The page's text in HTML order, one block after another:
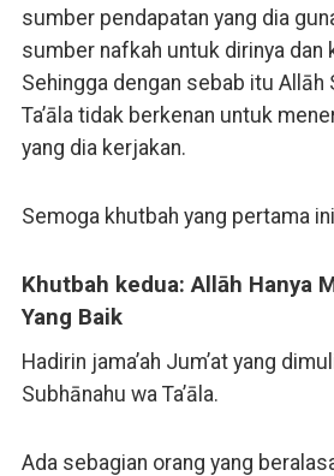
sumber pendapatan yang dia
sumber nafkah untuk dirinya dan
Sehingga dengan sebab itu Allāh
Ta’āla tidak berkenan untuk
yang dia kerjakan.
Semoga khutbah yang pertama
Khutbah kedua: Allāh Hanya
Yang Baik
Hadirin jama’ah Jum’at yang
Subhānahu wa Ta’āla.
Ada sebagian orang yang